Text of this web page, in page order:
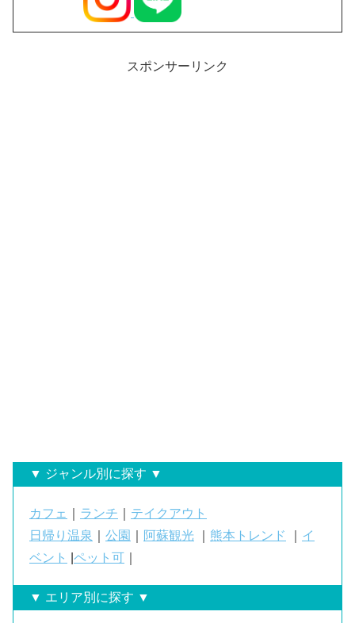
スポンサーリンク
▼ ジャンル別に探す ▼
カフェ ランチ
テイクアウト
日帰り温泉
公園 阿蘇観光 熊本トレンド
イ
ベント
ペット可
▼ エリア別に探す ▼